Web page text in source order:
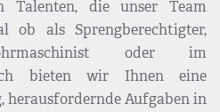
Talenten, die unser Team
ob als Sprengberechtigter,
oder im
bieten wir Ihnen eine
herausfordernde Aufgaben in